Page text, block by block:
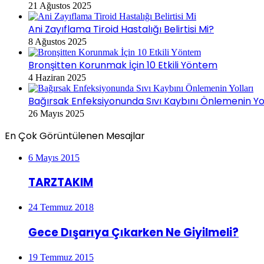
21 Ağustos 2025
Ani Zayıflama Tiroid Hastalığı Belirtisi Mi?
8 Ağustos 2025
Bronşitten Korunmak İçin 10 Etkili Yöntem
4 Haziran 2025
Bağırsak Enfeksiyonunda Sıvı Kaybını Önlemenin
26 Mayıs 2025
En Çok Görüntülenen Mesajlar
6 Mayıs 2015
TARZTAKIM
24 Temmuz 2018
Gece Dışarıya Çıkarken Ne Giyilmeli?
19 Temmuz 2015